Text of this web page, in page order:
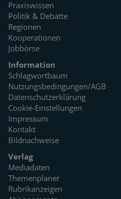
Praxiswissen
Politik & Debatte
Regionen
Kooperationen
Jobbörse
Information
Schlagwortbaum
Nutzungsbedingungen/AGB
Datenschutzerklärung
Cookie-Einstellungen
Impressum
Kontakt
Bildnachweise
Verlag
Mediadaten
Themenplaner
Rubrikanzeigen